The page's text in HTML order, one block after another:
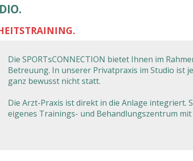
Die SPORTsCONNECTION bietet Ihnen im
Betreuung. In unserer Privatpraxis im Studio ist
ganz bewusst nicht statt.
Die Arzt-Praxis ist direkt in die Anlage integriert.
eigenes Trainings- und Behandlungszentrum